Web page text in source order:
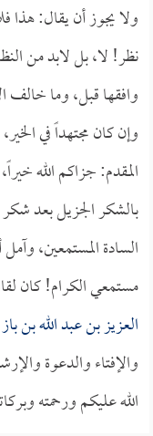
ولا يجوز أن يقال: هذا
نظر! لا، بل لابد من
وافقها قبل، وما خالف
وإن كان مجتهداً في
المقدم: جزاكم الله
بالشكر الجزيل بعد
السادة المستمعين،
مستمعي الكرام! كان
العزيز بن عبد الله بن باز
والإفتاء والدعوة
الله عليكم ورحمته